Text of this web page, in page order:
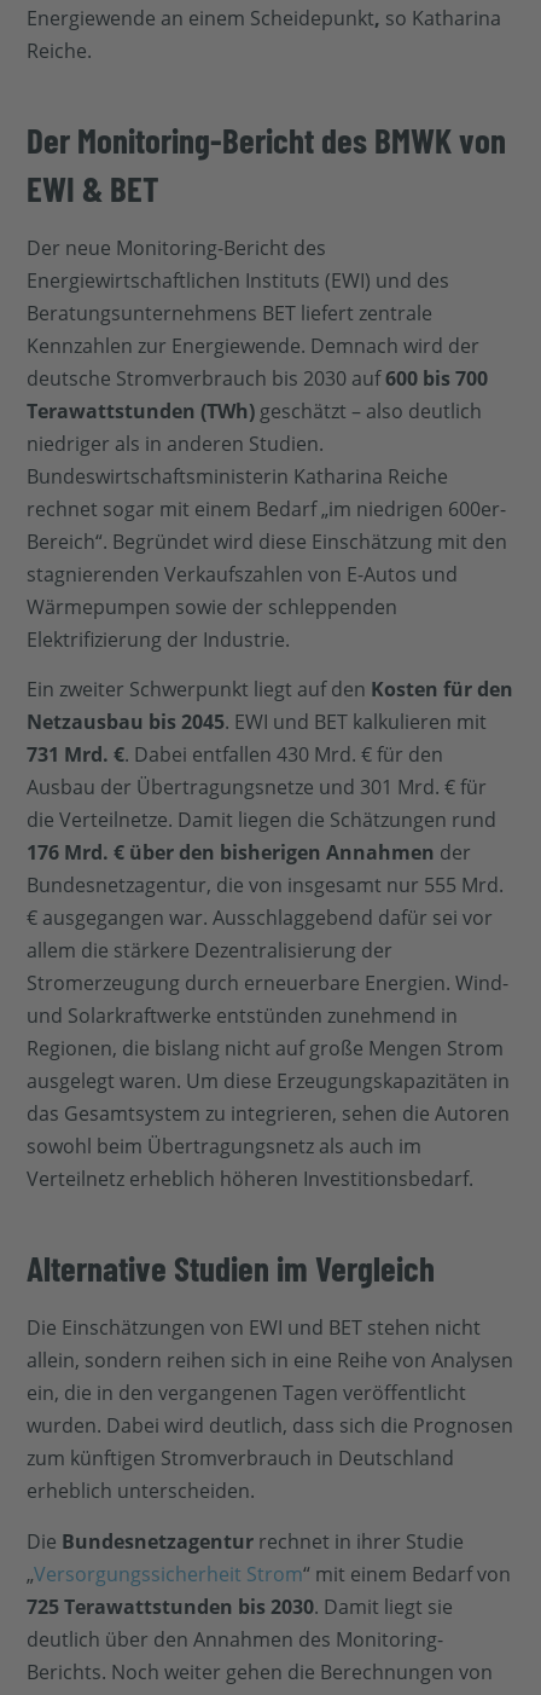
Energiewende an einem Scheidepunkt, so Katharina
Reiche.
Der Monitoring-Bericht des BMWK von
EWI & BET
Der neue Monitoring-Bericht des
Energiewirtschaftlichen Instituts (EWI) und des
Beratungsunternehmens BET liefert zentrale
Kennzahlen zur Energiewende. Demnach wird der
deutsche Stromverbrauch bis 2030 auf600 bis 700
Terawattstunden (TWh) geschätzt – also deutlich
niedriger als in anderen Studien.
Bundeswirtschaftsministerin Katharina Reiche
rechnet sogar mit einem Bedarf „im niedrigen 600er-
Bereich“. Begründet wird diese Einschätzung mit den
stagnierenden Verkaufszahlen von E-Autos und
Wärmepumpen sowie der schleppenden
Elektrifizierung der Industrie.
Ein zweiter Schwerpunkt liegt auf den Kosten für den
Netzausbau bis 2045. EWI und BET kalkulieren mit
731 Mrd. €. Dabei entfallen 430 Mrd. € für den
Ausbau der Übertragungsnetze und 301 Mrd. € für
die Verteilnetze. Damit liegen die Schätzungen rund
176 Mrd. € über den bisherigen Annahmen der
Bundesnetzagentur, die von insgesamt nur 555 Mrd.
€ ausgegangen war. Ausschlaggebend dafür sei vor
allem die stärkere Dezentralisierung der
Stromerzeugung durch erneuerbare Energien. Wind-
und Solarkraftwerke entstünden zunehmend in
Regionen, die bislang nicht auf große Mengen Strom
ausgelegt waren. Um diese Erzeugungskapazitäten in
das Gesamtsystem zu integrieren, sehen die Autoren
sowohl beim Übertragungsnetz als auch im
Verteilnetz erheblich höheren Investitionsbedarf.
Alternative Studien im Vergleich
Die Einschätzungen von EWI und BET stehen nicht
allein, sondern reihen sich in eine Reihe von Analysen
ein, die in den vergangenen Tagen veröffentlicht
wurden. Dabei wird deutlich, dass sich die Prognosen
zum künftigen Stromverbrauch in Deutschland
erheblich unterscheiden.
Die Bundesnetzagentur rechnet in ihrer Studie
„Versorgungssicherheit Strom“ mit einem Bedarf von
725 Terawattstunden bis 2030. Damit liegt sie
deutlich über den Annahmen des Monitoring-
Berichts. Noch weiter gehen die Berechnungen von